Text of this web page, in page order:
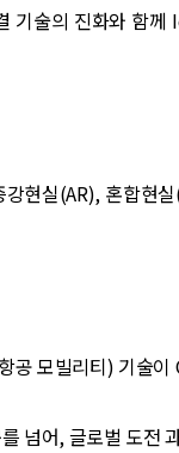
기술의 진화와 함
현실(AR), 혼합현
공 모빌리티) 기술
넘어, 글로벌 도전